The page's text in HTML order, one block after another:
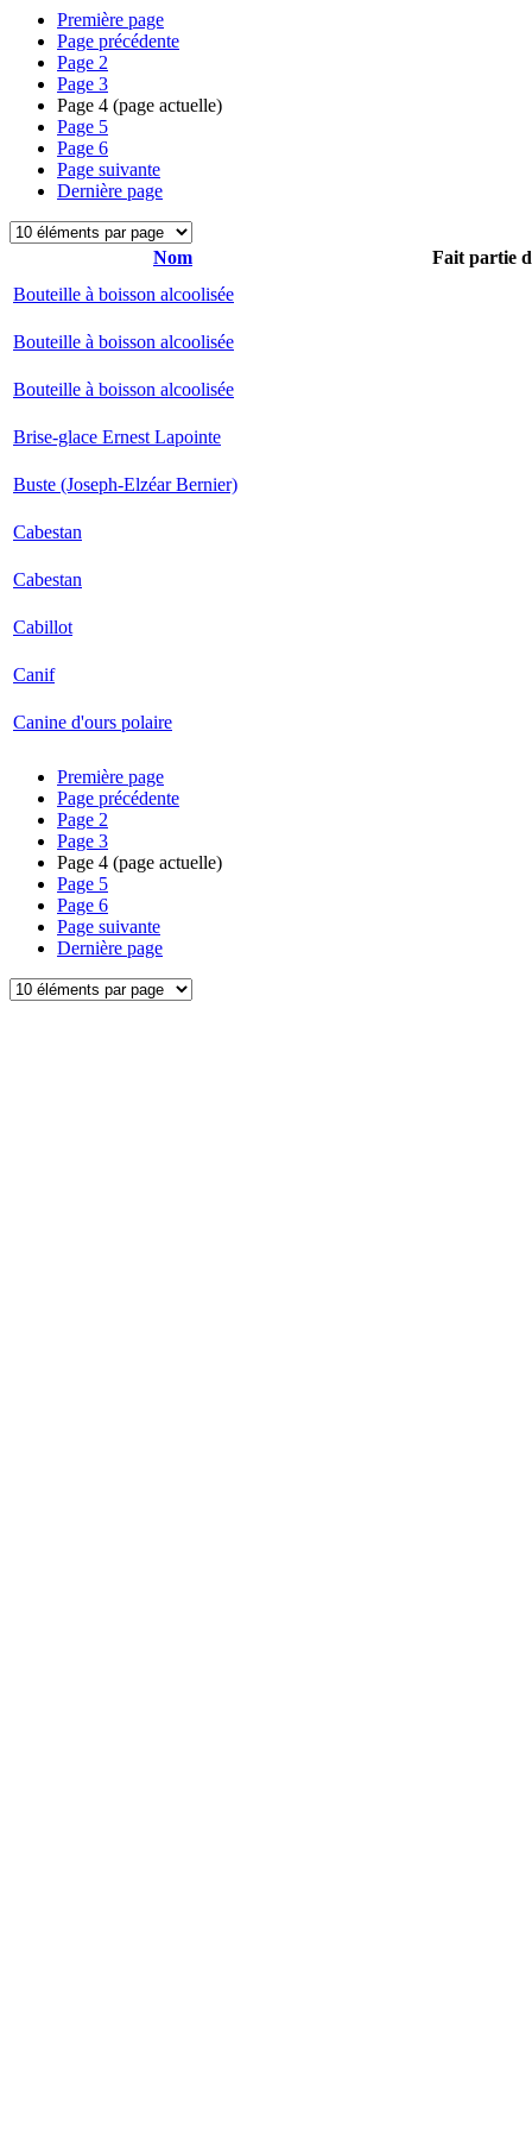
Première page
Page précédente
Page 2
Page 3
Page 4 (page actuelle)
Page 5
Page 6
Page suivante
Dernière page
Nom
Fait partie
Bouteille à boisson alcoolisée
Bouteille à boisson alcoolisée
Bouteille à boisson alcoolisée
Brise-glace Ernest Lapointe
Buste (Joseph-Elzéar Bernier)
Cabestan
Cabestan
Cabillot
Canif
Canine d'ours polaire
Première page
Page précédente
Page 2
Page 3
Page 4 (page actuelle)
Page 5
Page 6
Page suivante
Dernière page